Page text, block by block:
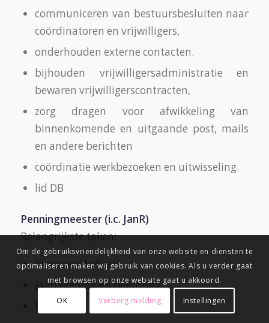
communiceren van bestuursbesluiten naar
coördinatoren en vrijwilligers,
onderhouden externe contacten.
bijhouden vrijwilligersadministratie en
bewaren vrijwilligerscontracten,
zorg dragen voor afwikkeling van
binnenkomende en uitgaande post, mails
en andere berichten
coördinatie werkbezoeken en uitwisseling.
lid DB
Penningmeester (i.c. JanR)
Belangrijkste taken:
financieel beheer,
jaarrekening en begroting.
lid DB.
Om de gebruiksvriendelijkheid van onze website en diensten te
optimaliseren maken wij gebruik van cookies. Als u verder gaat
met browsen op onze website gaat u akkoord.
OK
Verberg melding Instellingen